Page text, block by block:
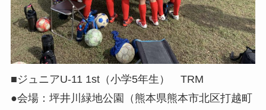
■ジュニアU-11 1st（小学5年生） TRM
●会場：坪井川緑地公園（熊本県熊本市北区打越町